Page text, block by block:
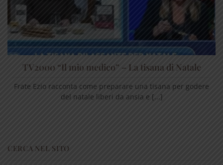
TV2000 “Il mio medico” – La tisana di Natale
Frate Ezio racconta come preparare una tisana per godere
del natale liberi da ansia e [...]
CERCA NEL SITO